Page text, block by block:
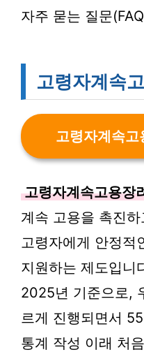
자주 묻는 질문
고령자계속
고령자계속고
고령자계속고용장
계속 고용을 촉진
고령자에게 안정적
지원하는 제도입니
2025년 기준으로,
르게 진행되면서
통계 작성 이래 처